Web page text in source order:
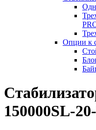
Опции к
150000SL-